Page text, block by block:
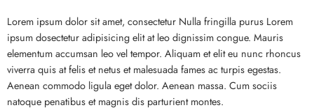
Lorem ipsum dolor sit amet, consectetur Nulla fringilla purus Lorem
ipsum dosectetur adipisicing elit at leo dignissim congue. Mauris
elementum accumsan leo vel tempor. Aliquam et elit eu nunc rhoncus
viverra quis at felis et netus et malesuada fames ac turpis egestas.
Aenean commodo ligula eget dolor. Aenean massa. Cum sociis
natoque penatibus et magnis dis parturient montes.